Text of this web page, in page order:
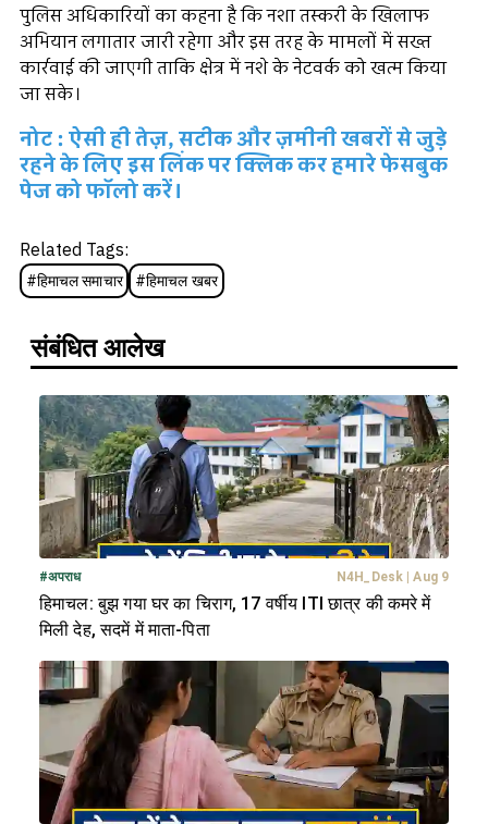
पुलिस अधिकारियों का कहना है कि नशा तस्करी के खिलाफ
अभियान लगातार जारी रहेगा और इस तरह के मामलों में सख्त
कार्रवाई की जाएगी ताकि क्षेत्र में नशे के नेटवर्क को खत्म किया
जा सके।
नोट : ऐसी ही तेज़, सटीक और ज़मीनी खबरों से जुड़े
रहने के लिए इस लिंक पर क्लिक कर हमारे फेसबुक
पेज को फॉलो करें।
Related Tags:
#हिमाचल समाचार #हिमाचल खबर
संबंधित आलेख
#अपराध N4H_Desk Aug 9
हिमाचल: बुझ गया घर का चिराग, 17 वर्षीय ITI छात्र की कमरे में
मिली देह, सदमें में माता-पिता